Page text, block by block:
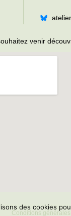
venir
Conditions
des cookies